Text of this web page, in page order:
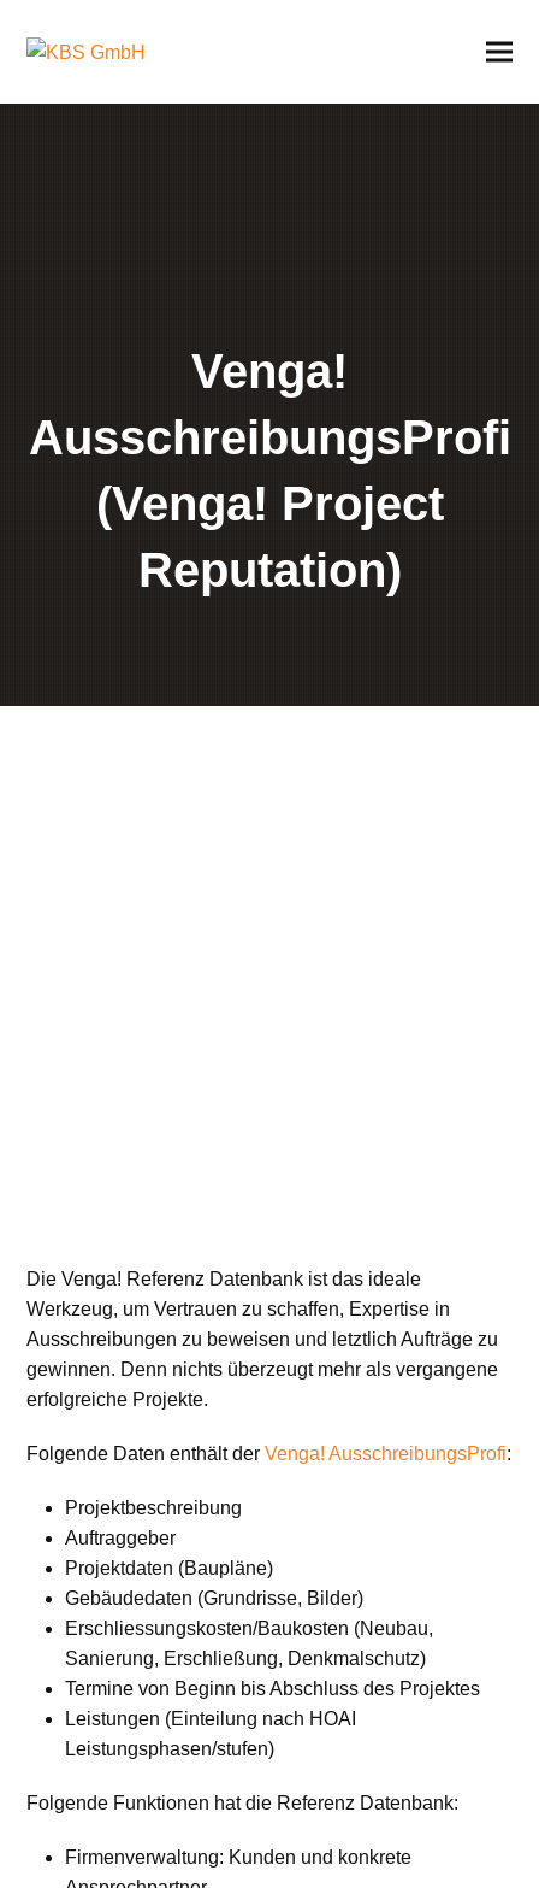
Venga!
AusschreibungsProfi
(Venga! Project
Reputation)
Die Venga! Referenz Datenbank ist das ideale
Werkzeug, um Vertrauen zu schaffen, Expertise in
Ausschreibungen zu beweisen und letztlich Aufträge zu
gewinnen. Denn nichts überzeugt mehr als vergangene
erfolgreiche Projekte.
Folgende Daten enthält derVenga! AusschreibungsProfi:
Projektbeschreibung
Auftraggeber
Projektdaten (Baupläne)
Gebäudedaten (Grundrisse, Bilder)
Erschliessungskosten/Baukosten (Neubau,
Sanierung, Erschließung, Denkmalschutz)
Termine von Beginn bis Abschluss des Projektes
Leistungen (Einteilung nach HOAI
Leistungsphasen/stufen)
Folgende Funktionen hat die Referenz Datenbank:
Firmenverwaltung: Kunden und konkrete